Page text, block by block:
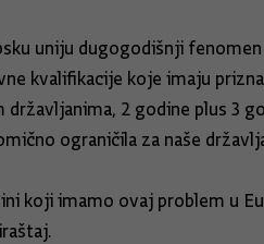
uniju dugogodišnji
kvalifikacije koje imaju
2 godine plus 3
ograničila za naše
koji imamo ovaj problem